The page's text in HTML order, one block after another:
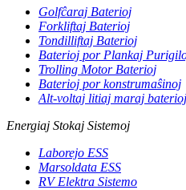
Golfĉaraj Baterioj
Forkliftaj Baterioj
Tondilliftaj Baterioj
Baterioj por Plankaj
Trolling Motor Baterioj
Baterioj por konstrumaŝinoj
Alt-voltaj litiaj maraj baterioj
Energiaj Stokaj Sistemoj
Laborejo ESS
Marsoldata ESS
RV Elektra Sistemo